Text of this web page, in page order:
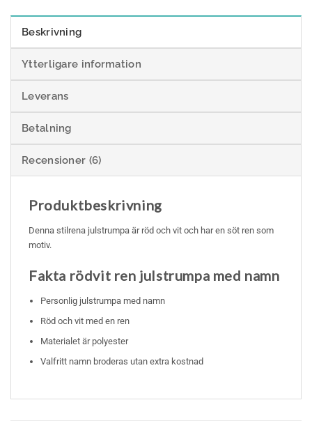
Beskrivning
Ytterligare information
Leverans
Betalning
Recensioner (6)
Produktbeskrivning
Denna stilrena julstrumpa är röd och vit och har en söt ren som
motiv.
Fakta rödvit ren julstrumpa med namn
Personlig julstrumpa med namn
Röd och vit med en ren
Materialet är polyester
Valfritt namn broderas utan extra kostnad